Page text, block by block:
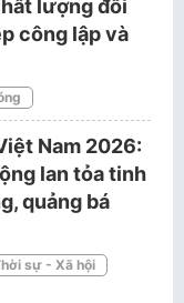
lượng đối
công lập và
Nam 2026:
lan tỏa tinh
quảng bá
sự - Xã hội